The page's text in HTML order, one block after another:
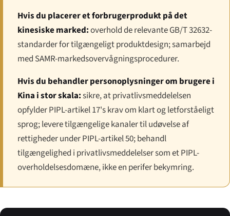
Hvis du placerer et forbrugerprodukt på det
kinesiske marked:overhold de relevante GB/T 32632-
standarder for tilgængeligt produktdesign; samarbejd
med SAMR-markedsovervågningsprocedurer.
Hvis du behandler personoplysninger om brugere i
Kina i stor skala:sikre, at privatlivs­meddelelsen
opfylder PIPL-artikel 17's krav om klart og letforståeligt
sprog; levere tilgængelige kanaler til udøvelse af
rettigheder under PIPL-artikel 50; behandl
tilgængelighed i privatlivs­meddelelser som et PIPL-
overholdelses­domæne, ikke en perifer bekymring.